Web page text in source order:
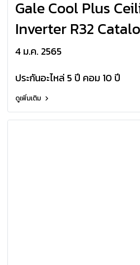
Gale Cool Plus
Inverter R32
แขวนใต้ฝ้า ตั้งได้ แขว
HAIER ระบบอินเวอร์เ
HCFI_ESR32
4 ม.ค. 2565
ประกันอะไหล่ 5 ปี คอม 10 ปี
ดูเพิ่มเติม